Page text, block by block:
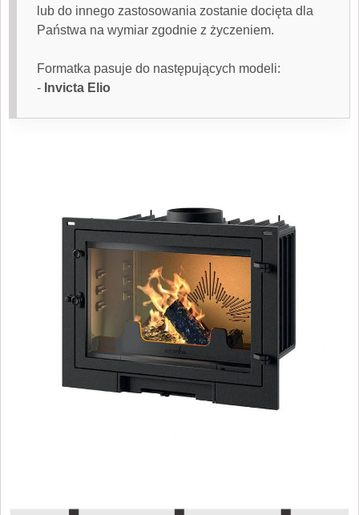
lub do innego zastosowania zostanie docięta dla
Państwa na wymiar zgodnie z życzeniem.
Formatka pasuje do następujących modeli:
- Invicta Elio